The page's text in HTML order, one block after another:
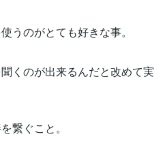
うのがとても好きな事。
くのが出来るんだと改めて実
繋ぐこと。